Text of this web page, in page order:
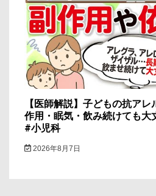
【医師解説】子どもの抗ア
作用・眠気・飲み続けても
#小児科
2026年8月7日